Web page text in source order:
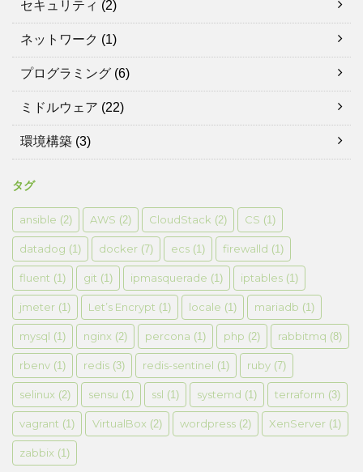
セキュリティ (2)
ネットワーク (1)
プログラミング (6)
ミドルウェア (22)
環境構築 (3)
タグ
ansible (2) AWS (2) CloudStack (2) CS (1)
datadog (1) docker (7) ecs (1) firewalld (1)
fluent (1) git (1) ipmasquerade (1) iptables (1)
jmeter (1) Let’s Encrypt (1) locale (1) mariadb (1)
mysql (1) nginx (2) percona (1) php (2) rabbitmq (8)
rbenv (1) redis (3) redis-sentinel (1) ruby (7)
selinux (2) sensu (1) ssl (1) systemd (1) terraform (3)
vagrant (1) VirtualBox (2) wordpress (2) XenServer (1)
zabbix (1)